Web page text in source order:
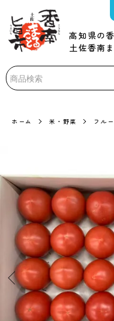
高知県の
土佐香南
ホーム 米・野菜 フル